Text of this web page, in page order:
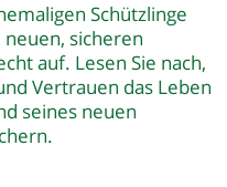
Schützlinge
sicheren
auf. Lesen Sie nach,
Vertrauen das Leben
seines neuen